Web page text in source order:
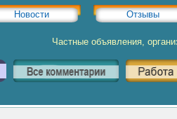
Новости Отзывы
Частные объявления,